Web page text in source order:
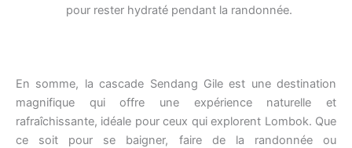
pour rester hydraté pendant la randonnée.
En somme, la cascade Sendang Gile est une destination
magnifique qui offre une expérience naturelle et
rafraîchissante, idéale pour ceux qui explorent Lombok. Que
ce soit pour se baigner, faire de la randonnée ou